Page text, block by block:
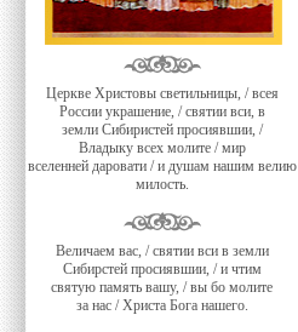
Церкве Христовы светильницы, / всея
России украшение, / святии вси, в
земли Сибиристей просиявшии, /
Владыку всех молите / мир
вселенней даровати / и душам нашим велию
милость.
Величаем вас, / святии вси в земли
Сибирстей просиявшии, / и чтим
святую память вашу, / вы бо молите
за нас / Христа Бога нашего.